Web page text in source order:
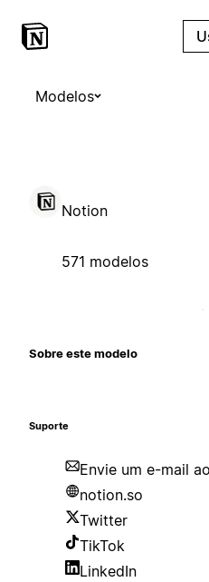
Modelos
Notion
571 modelos
Sobre este modelo
Suporte
Envie um e-mail
notion.so
Twitter
TikTok
LinkedIn